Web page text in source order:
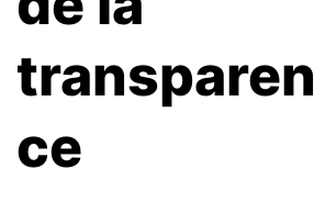
transparen
ce